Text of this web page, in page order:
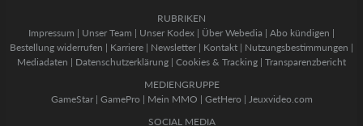
RUBRIKEN
Impressum | Unser Team | Unser Kodex | Über Webedia | Abo kündigen |
Bestellung widerrufen | Karriere | Newsletter | Kontakt | Nutzungsbestimmungen |
Mediadaten | Datenschutzerklärung | Cookies & Tracking | Transparenzbericht
MEDIENGRUPPE
GameStar| GamePro | Mein MMO | GetHero | Jeuxvideo.com
SOCIAL MEDIA